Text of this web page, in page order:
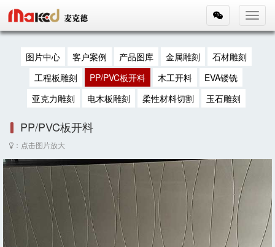
图片中心 客户案例 产品图库 金属雕刻
石材雕刻
工程板雕刻
PP/PVC板开料 木工开料
EVA镂铣
亚克力雕刻
电木板雕刻 柔性材料切割 玉石雕刻
PP/PVC板开料
：点击图片放大